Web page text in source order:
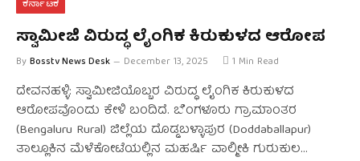
ಕರ್ನಾಟಕ
ಸ್ವಾಮೀಜಿ ವಿರುದ್ಧ ಲೈಂಗಿಕ ಕಿರುಕುಳದ ಆರೋಪ
ByBosstv News Desk December 13, 2025 1 Min Read
ದೇವನಹಳ್ಳಿ: ಸ್ವಾಮೀಜಿಯೊಬ್ಬರ ವಿರುದ್ಧ ಲೈಂಗಿಕ ಕಿರುಕುಳದ
ಆರೋಪವೊಂದು ಕೇಳಿ ಬಂದಿದೆ. ಬೆಂಗಳೂರು ಗ್ರಾಮಾಂತರ
(Bengaluru Rural) ಜಿಲ್ಲೆಯ ದೊಡ್ಡಬಳ್ಳಾಪುರ (Doddaballapur)
ತಾಲ್ಲೂಕಿನ ಮೆಳೆಕೋಟೆಯಲ್ಲಿನ ಮಹರ್ಷಿ ವಾಲ್ಮೀಕಿ ಗುರುಕುಲ…